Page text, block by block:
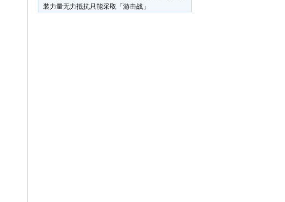
装力量无力抵抗只能采取「游击战」